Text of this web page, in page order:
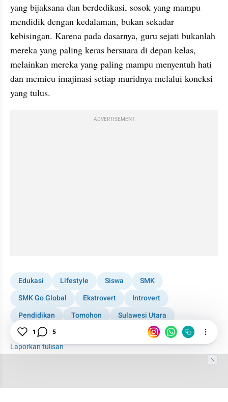
yang bijaksana dan berdedikasi, sosok yang mampu
mendidik dengan kedalaman, bukan sekadar
kebisingan. Karena pada dasarnya, guru sejati bukanlah
mereka yang paling keras bersuara di depan kelas,
melainkan mereka yang paling mampu menyentuh hati
dan memicu imajinasi setiap muridnya melalui koneksi
yang tulus.
ADVERTISEMENT
Edukasi Lifestyle Siswa
SMK
SMK Go Global
Ekstrovert
Introvert
Pendidikan
Tomohon
Sulawesi Utara
Hubungan
Laporkan tulisan
1 5